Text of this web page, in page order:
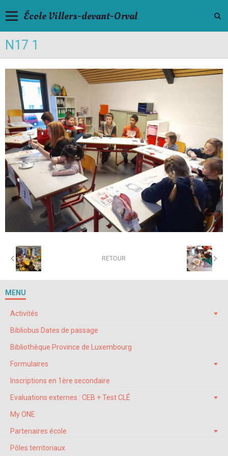
École Villers-devant-Orval
N17 1
RETOUR
MENU
Activités
Bibliobus Dates de passage
Bibliothèque Province de Luxembourg
Formulaires
Inscriptions en 1ère secondaire
Evaluations externes : CEB + Test CLÉ
My ONE
Partenaires école
Pôles territoriaux